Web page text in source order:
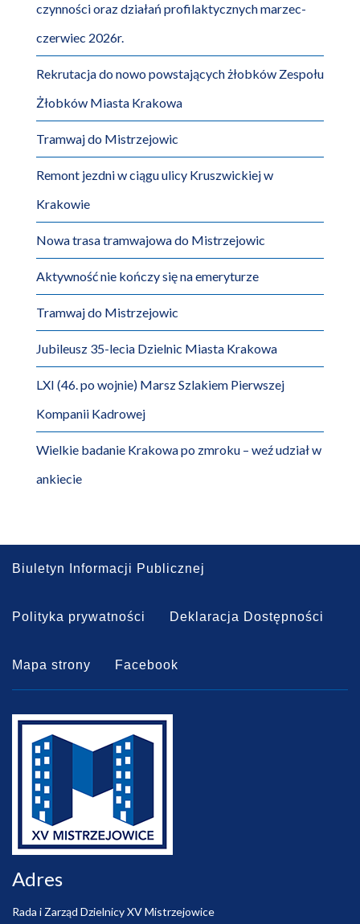
czynności oraz działań profilaktycznych marzec-
czerwiec 2026r.
Rekrutacja do nowo powstających żłobków Zespołu
Żłobków Miasta Krakowa
Tramwaj do Mistrzejowic
Remont jezdni w ciągu ulicy Kruszwickiej w
Krakowie
Nowa trasa tramwajowa do Mistrzejowic
Aktywność nie kończy się na emeryturze
Tramwaj do Mistrzejowic
Jubileusz 35-lecia Dzielnic Miasta Krakowa
LXI (46. po wojnie) Marsz Szlakiem Pierwszej
Kompanii Kadrowej
Wielkie badanie Krakowa po zmroku – weź udział w
ankiecie
Biuletyn Informacji Publicznej
Polityka prywatności Deklaracja Dostępności
Mapa strony Facebook
Adres
Rada i Zarząd Dzielnicy XV Mistrzejowice